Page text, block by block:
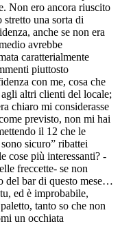
Non ero ancora riuscito
una sorta di
anche se non era
avrebbe
caratterialmente
piuttosto
con me, cosa che
altri clienti del locale;
chiaro mi considerasse
previsto, non mi hai
il 12 che le
sicuro” ribattei
cose più interessanti? -
freccette- se non
del bar di questo mese…
ed è improbabile,
tanto so che non
un occhiata